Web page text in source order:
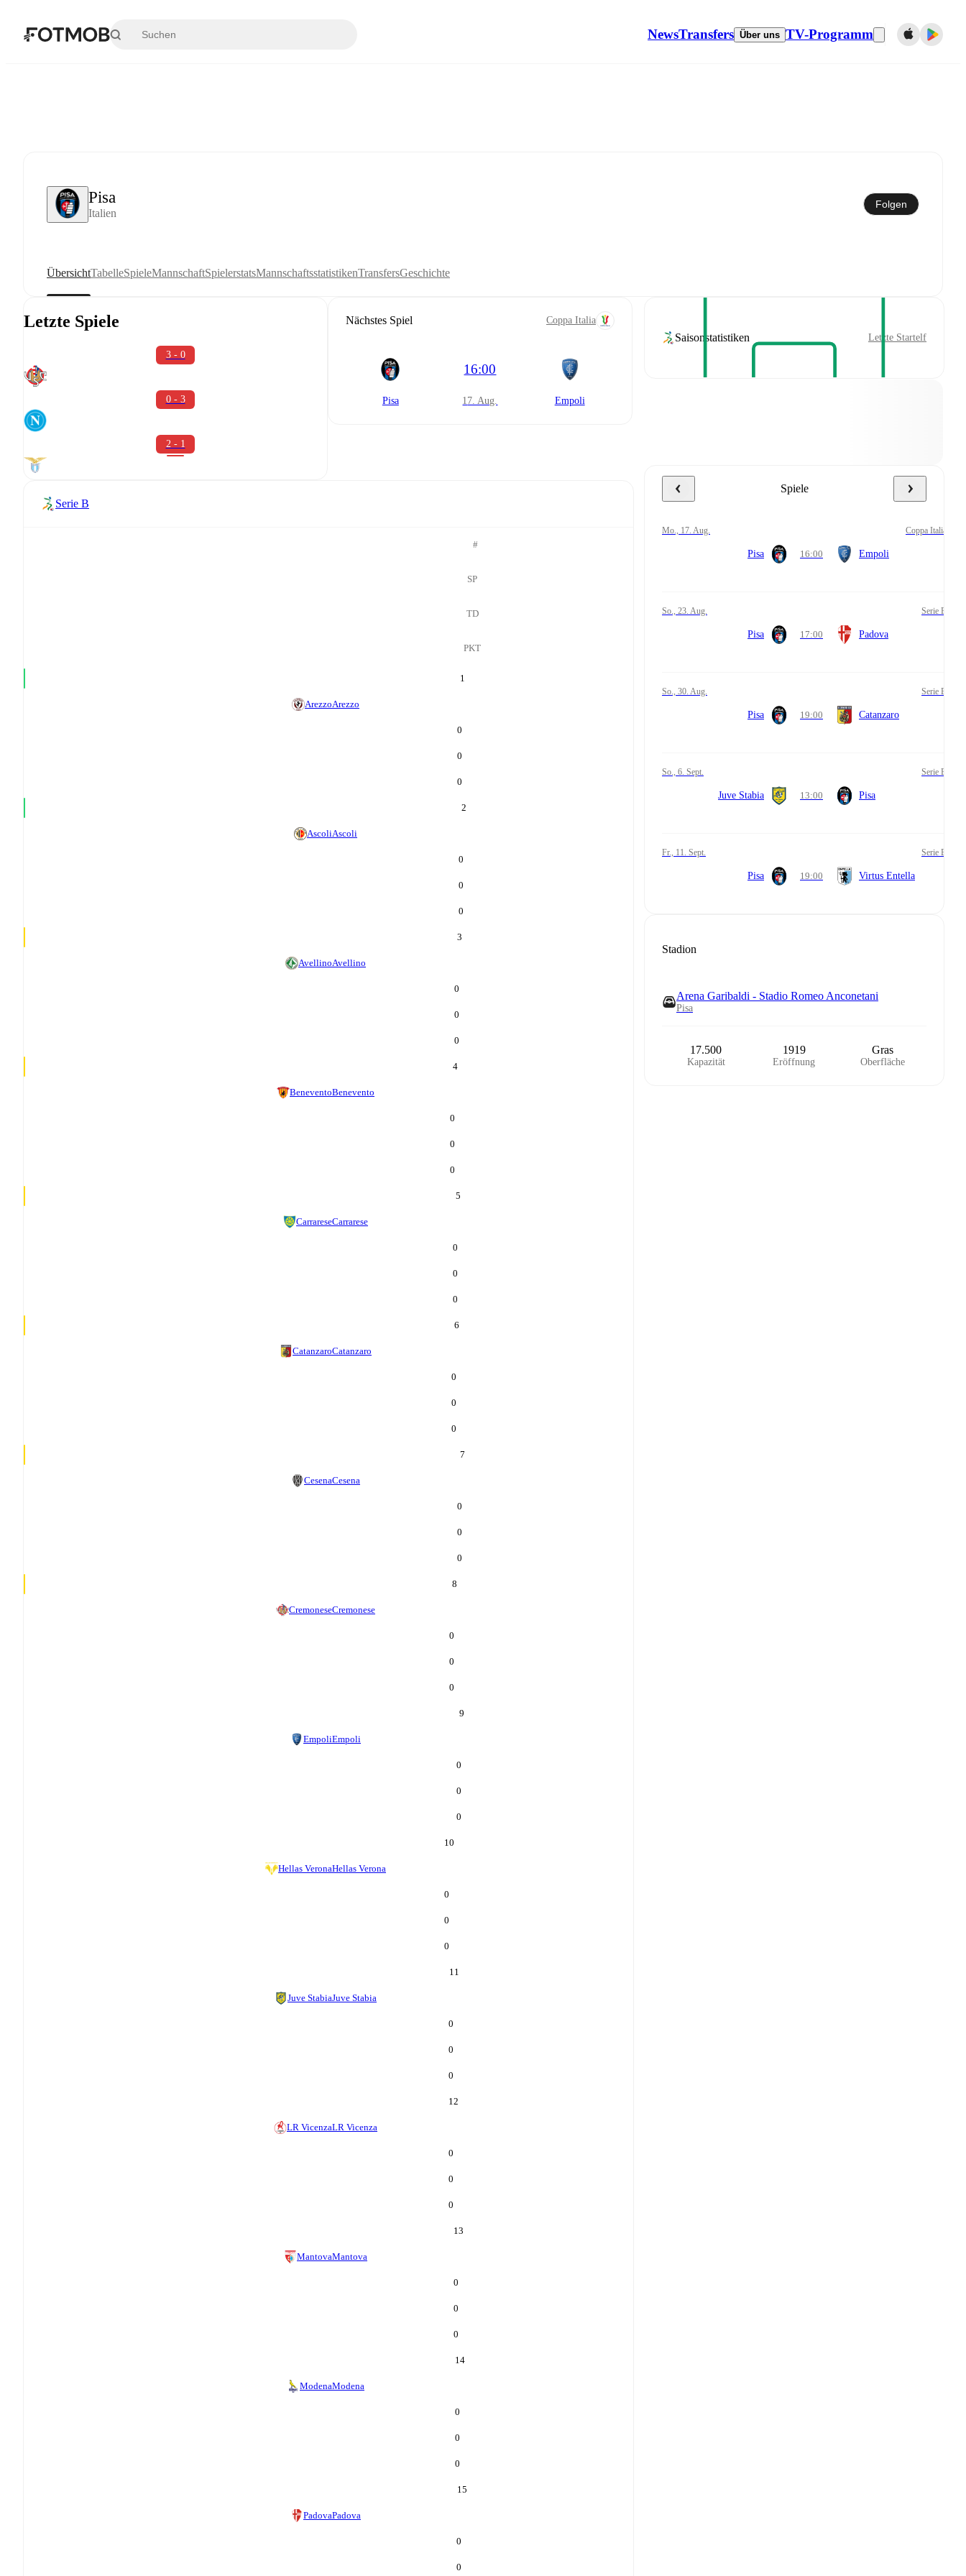
NewsTransfers Über uns TV-Programm
Pisa
Italien
Folgen
ÜbersichtTabelleSpieleMannschaftSpielerstatsMannschaftsstatistikenTransfersGeschichte
Letzte Spiele
3 - 0
0 - 3
2 - 1
Nächstes Spiel Coppa Italia
Pisa
16:00
17. Aug. Empoli
Serie B
#
SP
TD
PKT
1
ArezzoArezzo
0
0
0
2
AscoliAscoli
0
0
0
3
AvellinoAvellino
0
0
0
4
BeneventoBenevento
0
0
0
5
CarrareseCarrarese
0
0
0
6
CatanzaroCatanzaro
0
0
0
7
CesenaCesena
0
0
0
8
CremoneseCremonese
0
0
0
9
EmpoliEmpoli
0
0
0
10
Hellas VeronaHellas Verona
0
0
0
11
Juve StabiaJuve Stabia
0
0
0
12
LR VicenzaLR Vicenza
0
0
0
13
MantovaMantova
0
0
0
14
ModenaModena
0
0
0
15
PadovaPadova
0
0
Saisonstatistiken Letzte Startelf
Spiele
Mo., 17. Aug. Coppa Italia
Pisa 16:00 Empoli
So., 23. Aug. Serie B
Pisa 17:00 Padova
So., 30. Aug. Serie B
Pisa 19:00 Catanzaro
So., 6. Sept. Serie B
Juve Stabia 13:00 Pisa
Fr., 11. Sept. Serie B
Pisa 19:00 Virtus Entella
Stadion
Arena Garibaldi - Stadio Romeo Anconetani
Pisa
17.500
Kapazität
1919
Eröffnung
Gras
Oberfläche